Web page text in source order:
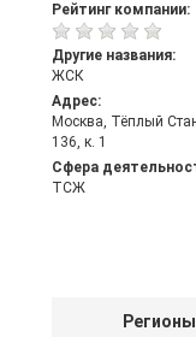
Рейтинг компании:
Другие названия:
ЖСК
Адрес:
Москва, Тёплый
136, к. 1
Сфера
ТСЖ